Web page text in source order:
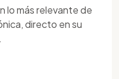
lo más relevante de
directo en su